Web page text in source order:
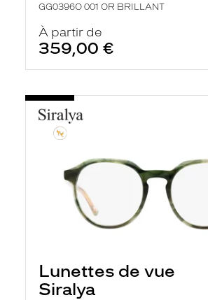
GG0396O 001 OR BRILLANT
À partir de
359,00 €
Lunettes de vue
Siralya